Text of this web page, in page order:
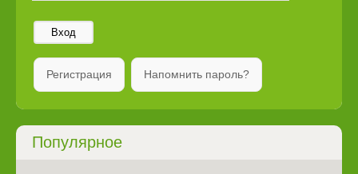
Вход
Регистрация Напомнить пароль?
Популярное